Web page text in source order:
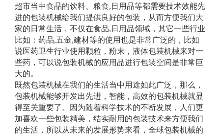
超市当中食品的饮料、粮食,日用品等都需要技术效能先
进的包装机械给我们提供良好的包装，从而方便我们大
家的日常生活，不仅在食品,日用品领域，其它一些行业
比如：药品,五金,建材等的使用也是非常广泛的，比如
说医药卫生行业使用颗粒，粉末，液体包装机械来对一
些药，可以说包装机械的应用品进行包装空间是非常巨
大的。
既然包装机械在我们的生活当中用途如此广泛，那么，
包装机械能够开发出先进，智能，高效的包装机械就显
得至关重要了。因为随着科学技术的不断发展，人们更
加喜欢一些包装精美，结实耐用的包装技术来方便我们
的生活，所以从未来的发展形势来看，全球包装机械的